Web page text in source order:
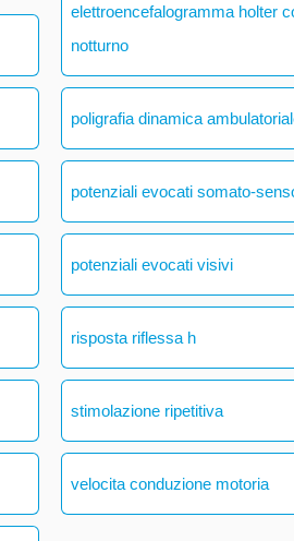
elettroencefalogramma holter
notturno
poligrafia dinamica
potenziali evocati somato-
potenziali evocati visivi
risposta riflessa h
stimolazione ripetitiva
velocita conduzione motoria